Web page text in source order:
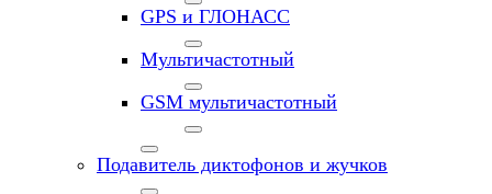
GPS и ГЛОНАСС
Мультичастотный
GSM мультичастотный
Подавитель диктофонов и жучков